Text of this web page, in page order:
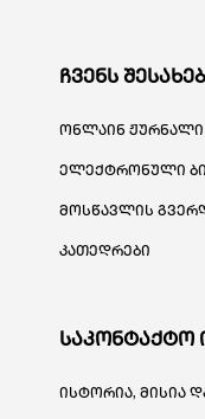
ჩვენს შესახებ
ონლაინ ჟურნალი
ელექტრონული
მოსწავლის
კათედრები
საკონტაქტო
ისტორია, მისია